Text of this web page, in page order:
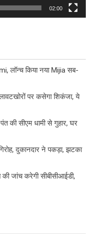
02:00
लॉन्च किया नया Mijia सब-
पर कसेगा शिकंजा, ये
की सीएम धामी से गुहार, घर
दुकानदार ने पकड़ा, झटका
की जांच करेगी सीबीसीआईडी,